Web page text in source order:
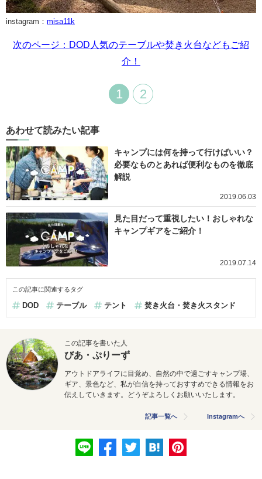
instagram： misa11k
次のページ：DOD人気のテーブルや焚き火台などもご紹
介！
1 2
あわせて読みたい記事
キャンプには何を持って行けばいい？
必要なものとあれば便利なものを徹底
解説
2019.06.03
見た目だって重視したい！おしゃれな
キャンプギアをご紹介！
2019.07.14
この記事に関連するタグ
DOD テーブル テント 焚き火台・焚き火スタンド
この記事を書いた人
びあ・ぷりーず
アウトドアライフに目覚め、自然の中で過ごすキャンプ場、
ギア、景色など、私が自信を持っておすすめできる情報をお
伝えしていきます。どうぞよろしくお願いいたします。
記事一覧へ Instagramへ